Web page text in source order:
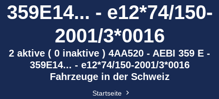
359E14... - e12*74/150-
2001/3*0016
2 aktive ( 0 inaktive ) 4AA520 - AEBI 359 E -
359E14... - e12*74/150-2001/3*0016
Fahrzeuge in der Schweiz
Startseite